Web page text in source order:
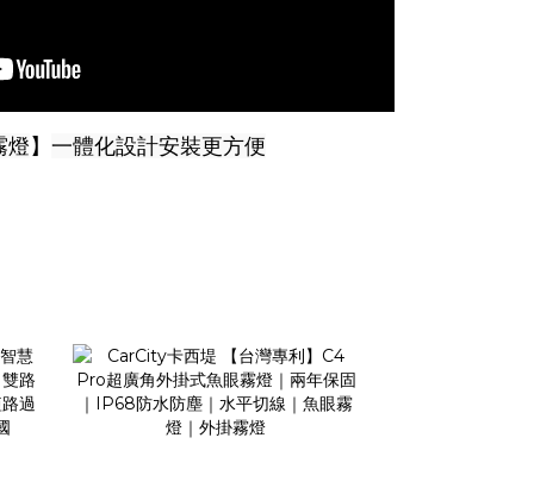
燈】 一體化設計安裝更方便